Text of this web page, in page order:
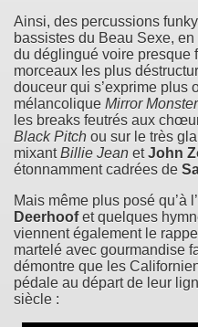
Ainsi, des percussions
bassistes du Beau Sexe,
du déglingué voire presque
morceaux les plus
douceur qui s’exprime plus
mélancolique Mirror Monster
les breaks feutrés aux
Black Pitch ou sur le très
mixantBillie Jean etJohn
étonnamment cadrées de
Mais même plus posé qu’à
Deerhoofet quelques
viennent également le
martelé avec gourmandise
démontre que les
pédale au départ de leur
siècle :